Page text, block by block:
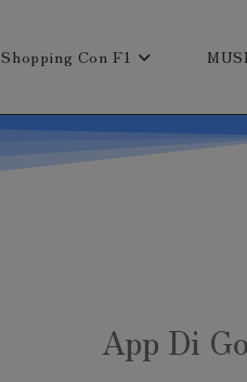
Shopping Con F1
App Di